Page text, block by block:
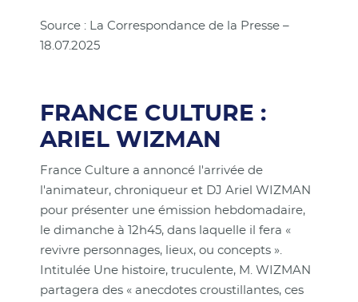
Source : La Correspondance de la Presse –
18.07.2025
FRANCE CULTURE :
ARIEL WIZMAN
France Culture a annoncé l'arrivée de
l'animateur, chroniqueur et DJ Ariel WIZMAN
pour présenter une émission hebdomadaire,
le dimanche à 12h45, dans laquelle il fera «
revivre personnages, lieux, ou concepts ».
Intitulée Une histoire, truculente, M. WIZMAN
partagera des « anecdotes croustillantes, ces